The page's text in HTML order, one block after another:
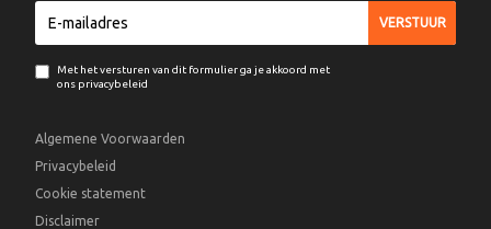
Met het versturen van dit formulier ga je akkoord met
ons privacybeleid
Algemene Voorwaarden
Privacybeleid
Cookie statement
Disclaimer